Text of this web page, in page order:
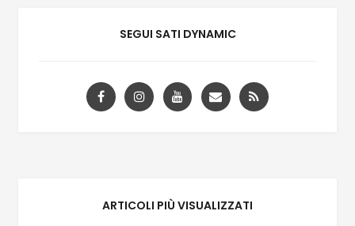
SEGUI SATI DYNAMIC
ARTICOLI PIÙ VISUALIZZATI